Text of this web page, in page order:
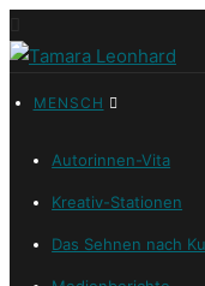
MENSCH
Autorinnen-Vita
Kreativ-Stationen
Das Sehnen nach